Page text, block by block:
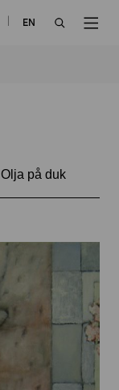
EN
Olja på duk